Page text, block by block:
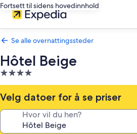
Fortsett til sidens hovedinnhold
Se alle overnattingssteder
Hôtel Beige
Overnattingssted
med
4.0
stjerner
Velg datoer for å se priser
Hvor vil du hen?